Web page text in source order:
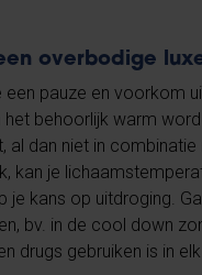
overbodige
pauze en voorkom
het behoorlijk warm
al dan niet in
kan je
je kans op uitdroging.
bv. in de cool down
drugs gebruiken is in